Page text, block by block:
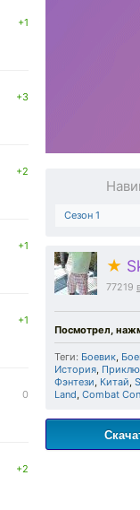
Сезон 1
★
77219
Посмотрел,
Теги: Боевик,
История,
Фэнтези, Китай,
Land, Combat
+1
+3
+2
+1
+1
0
+2